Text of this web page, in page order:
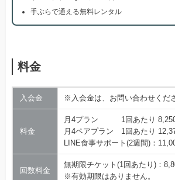
手ぶらで通える無料レンタル
料金
入会金 ※入会金は、お問い合わせくだ
料金
月4プラン 1回あたり 8,250
月4ペアプラン 1回あたり
LINE食事サポート(2週間)：
回数料金
無期限チケット(1回あたり)：
※有効期限はありません。